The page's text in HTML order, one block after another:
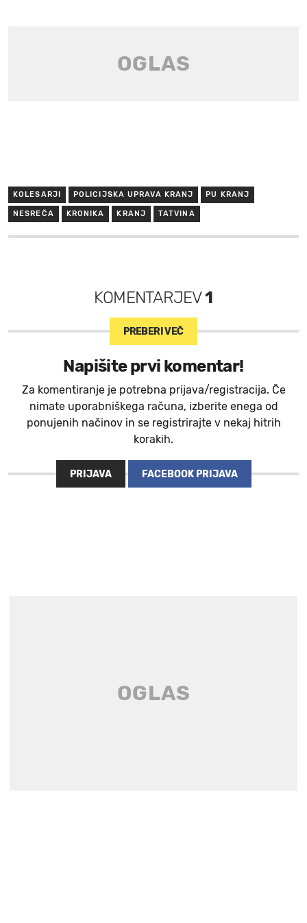
KOLESARJI POLICIJSKA UPRAVA KRANJ PU KRANJ
NESREČA KRONIKA KRANJ TATVINA
KOMENTARJEV1
PREBERI VEČ
Napišite prvi komentar!
Za komentiranje je potrebna prijava/registracija. Če
nimate uporabniškega računa, izberite enega od
ponujenih načinov in se registrirajte v nekaj hitrih
korakih.
PRIJAVA FACEBOOK PRIJAVA